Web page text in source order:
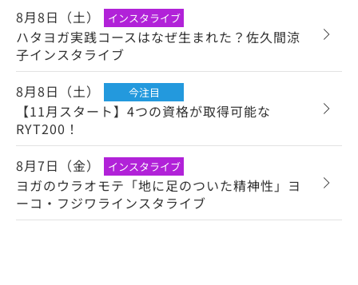
8月8日（土）
インスタライブ
ハタヨガ実践コースはなぜ生まれた？佐久間涼
子インスタライブ
8月8日（土）
今注目
【11月スタート】4つの資格が取得可能な
RYT200！
8月7日（金）
インスタライブ
ヨガのウラオモテ「地に足のついた精神性」ヨ
ーコ・フジワラインスタライブ